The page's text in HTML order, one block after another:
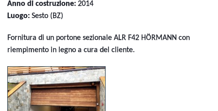
Anno di costruzione: 2014
Luogo: Sesto (BZ)
Fornitura di un portone sezionale ALR F42 HÖRMANN con
riempimento in legno a cura del cliente.